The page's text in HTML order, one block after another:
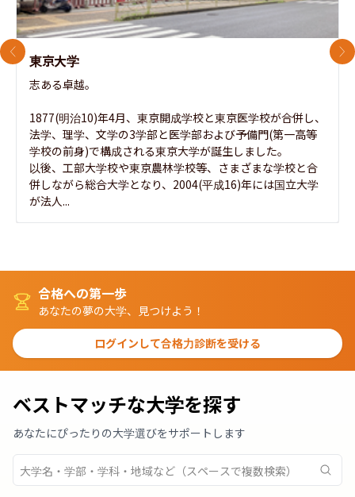
東京大学
志ある卓越。
1877(明治10)年4月、東京開成学校と東京医学校が合併し、
法学、理学、文学の3学部と医学部および予備門(第一高等
学校の前身)で構成される東京大学が誕生しました。
以後、工部大学校や東京農林学校等、さまざまな学校と合
併しながら総合大学となり、2004(平成16)年には国立大学
が法人...
前のスライド 次
合格への第一歩
あなたの夢の大学、見つけよう！
ログインして合格力診断を受ける
ベストマッチな大学を探す
あなたにぴったりの大学選びをサポートします